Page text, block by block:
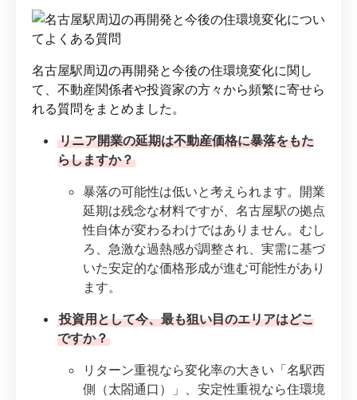
名古屋駅周辺の再開発と今後の住環境変化に関し
て、不動産関係者や投資家の方々から頻繁に寄せら
れる質問をまとめました。
リニア開業の延期は不動産価格に暴落をもた
らしますか？
暴落の可能性は低いと考えられます。開業
延期は残念な材料ですが、名古屋駅の拠点
性自体が変わるわけではありません。むし
ろ、急激な過熱感が調整され、実需に基づ
いた安定的な価格形成が進む可能性があり
ます。
投資用として今、最も狙い目のエリアはどこ
ですか？
リターン重視なら変化率の大きい「名駅西
側（太閤通口）」、安定性重視なら住環境